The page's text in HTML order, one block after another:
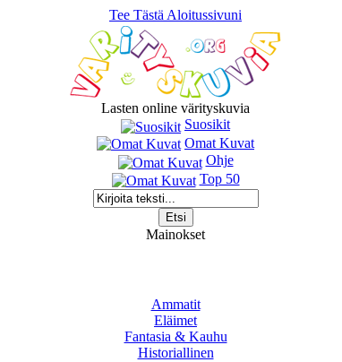
Tee Tästä Aloitussivuni
Lasten online värityskuvia
Suosikit
Omat Kuvat
Ohje
Top 50
Mainokset
Ammatit
Eläimet
Fantasia & Kauhu
Historiallinen